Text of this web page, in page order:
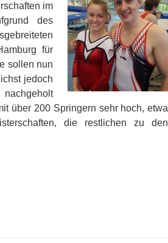
im
des
für
sollen nun
jedoch
über 200 Springern sehr hoch, etwa
die restlichen zu den